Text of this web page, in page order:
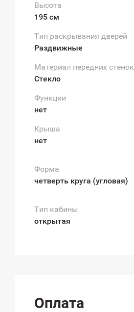
Высота
195 см
Тип раскрывания дверей
Раздвижные
Материал передних стенок
Стекло
Функции
нет
Крыша
нет
Форма
четверть круга (угловая)
Тип кабины
открытая
Оплата